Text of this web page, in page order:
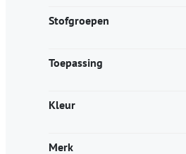
Stofgroepen
Toepassing
Kleur
Merk
productpagina